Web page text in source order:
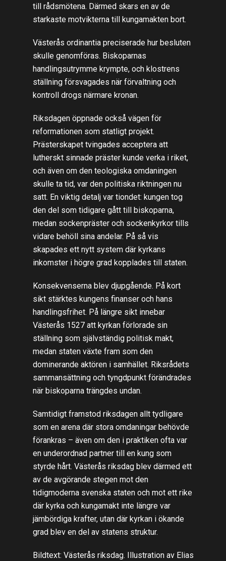
till rådsmötena. Därmed skars en av de
starkaste motvikterna till kungamakten bort.
Västerås ordinantia preciserade hur besluten
skulle genomföras. Biskoparnas
handlingsutrymme krympte, och klostrens
ställning försvagades när förvaltning och
kontroll drogs närmare kronan.
Riksdagen öppnade också vägen för
reformationen som statligt projekt.
Prästerskapet tvingades acceptera att
lutherskt sinnade präster kunde verka i riket,
och även om den teologiska omdaningen
skulle ta tid, var den politiska riktningen nu
satt. En viktig detalj var tiondet: kungen tog
den del som tidigare gått till biskoparna,
medan sockenpräster och sockenkyrkor tills
vidare behöll sina andelar. På så vis
skapades ett nytt system där kyrkans
inkomster i högre grad kopplades till staten.
Konsekvenserna blev djupgående. På kort
sikt stärktes kungens finanser och hans
handlingsfrihet. På längre sikt innebar
Västerås 1527 att kyrkan förlorade sin
ställning som självständig politisk makt,
medan staten växte fram som den
dominerande aktören i samhället. Riksrådets
sammansättning och tyngdpunkt förändrades
när biskoparna trängdes undan.
Samtidigt framstod riksdagen allt tydligare
som en arena där stora omdaningar behövde
förankras – även om den i praktiken ofta var
en underordnad partner till en kung som
styrde hårt. Västerås riksdag blev därmed ett
av de avgörande stegen mot den
tidigmoderna svenska staten och mot ett rike
där kyrka och kungamakt inte längre var
jämbördiga krafter, utan där kyrkan i ökande
grad blev en del av statens struktur.
Bildtext: Västerås riksdag. Illustration av Elias